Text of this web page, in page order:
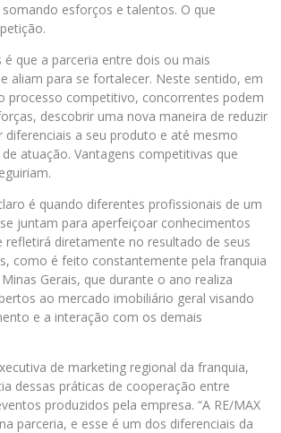
esforços e talentos. O que
que a parceria entre dois ou mais
aliam para se fortalecer. Neste sentido, em
processo competitivo, concorrentes podem
descobrir uma nova maneira de reduzir
diferenciais a seu produto e até mesmo
atuação. Vantagens competitivas que
é quando diferentes profissionais de um
juntam para aperfeiçoar conhecimentos
refletirá diretamente no resultado de seus
como é feito constantemente pela franquia
Gerais, que durante o ano realiza
ao mercado imobiliário geral visando
e a interação com os demais
de marketing regional da franquia,
dessas práticas de cooperação entre
produzidos pela empresa. “A RE/MAX
parceria, e esse é um dos diferenciais da